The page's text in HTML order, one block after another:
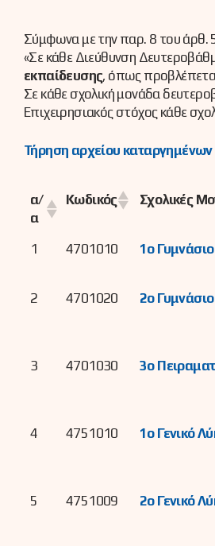
Σύμφωνα με την παρ. 8 του άρθ.
«Σε κάθε Διεύθυνση
εκπαίδευσης, όπως
Σε κάθε σχολική μονάδα
Επιχειρησιακός στόχος κάθε
Τήρηση αρχείου
α/
α
Κωδικός Σχολικές
1
4701010 1ο
2 4701020 2ο
3 4701030 3ο
4 4751010 1ο Γενικό
5 4751009 2ο Γενικό